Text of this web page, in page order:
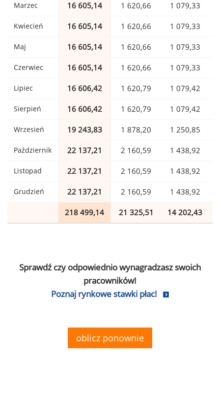
Marzec 16 605,14 1 620,66 1 079,33
Kwiecień 16 605,14 1 620,66 1 079,33
Maj 16 605,14 1 620,66 1 079,33
Czerwiec 16 605,14 1 620,66 1 079,33
Lipiec 16 606,42 1 620,79 1 079,42
Sierpień 16 606,42 1 620,79 1 079,42
Wrzesień 19 243,83 1 878,20 1 250,85
Październik 22 137,21 2 160,59 1 438,92
Listopad 22 137,21 2 160,59 1 438,92
Grudzień 22 137,21 2 160,59 1 438,92
218 499,14 21 325,51 14 202,43
Sprawdź czy odpowiednio wynagradzasz swoich
pracowników!
Poznaj rynkowe stawki płac!
oblicz ponownie